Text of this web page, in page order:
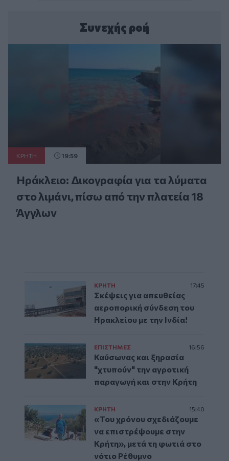
Συνεχής ροή
ΚΡΗΤΗ 19:59
Ηράκλειο: Δικογραφία για τα λύματα
στο λιμάνι, πίσω από την πλατεία 18
Άγγλων
ΚΡΗΤΗ 17:45
Σκέψεις για απευθείας
αεροπορική σύνδεση του
Ηρακλείου με την Ινδία!
ΕΠΙΣΤΗΜΕΣ 16:56
Καύσωνας και ξηρασία
"χτυπούν" την αγροτική
παραγωγή και στην Κρήτη
ΚΡΗΤΗ 15:40
«Του χρόνου σχεδιάζουμε
να επιστρέψουμε στην
Κρήτη», μετά τη φωτιά στο
νότιο Ρέθυμνο